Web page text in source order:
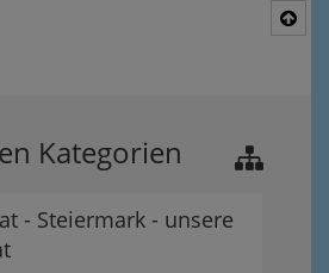
Kategorien
- Steiermark - unsere